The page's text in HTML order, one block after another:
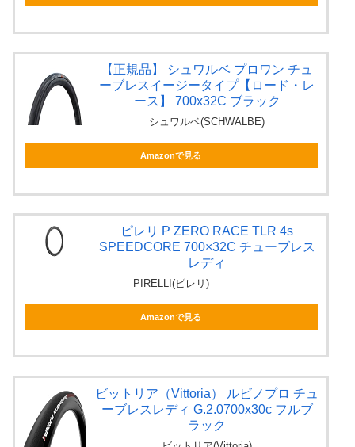
【正規品】 シュワルベ プロワン チュ
ーブレスイージータイプ【ロード・レ
ース】 700x32C ブラック
シュワルベ(SCHWALBE)
Amazonで見る
ピレリ P ZERO RACE TLR 4s
SPEEDCORE 700×32C チューブレス
レディ
PIRELLI(ピレリ)
Amazonで見る
ビットリア（Vittoria） ルビノプロ チュ
ーブレスレディ G.2.0700x30c フルブ
ラック